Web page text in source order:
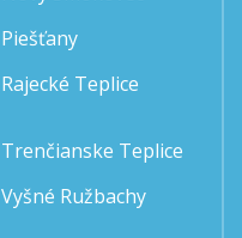
Piešťany
Rajecké Teplice
Trenčianske Teplice
Vyšné Ružbachy